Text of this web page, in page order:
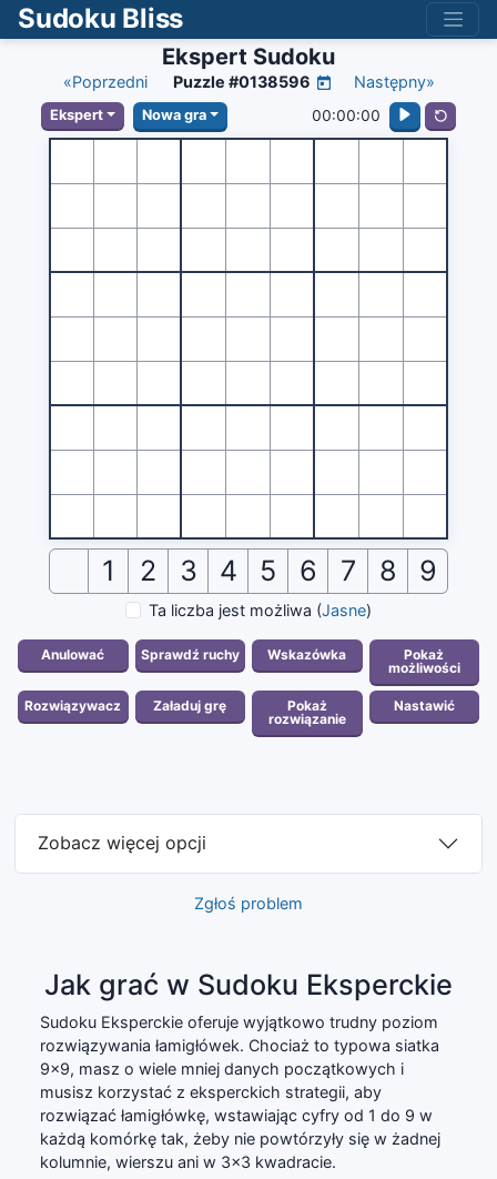
Sudoku Bliss
Ekspert Sudoku
«Poprzedni Puzzle #0138596 Następny»
Ekspert Nowa gra 00:00:00
1 2 3 4 5 6 7 8 9
Ta liczba jest możliwa (Jasne)
Zobacz więcej opcji
Zgłoś problem
Jak grać w Sudoku Eksperckie
Sudoku Eksperckie oferuje wyjątkowo trudny poziom
rozwiązywania łamigłówek. Chociaż to typowa siatka
9x9, masz o wiele mniej danych początkowych i
musisz korzystać z eksperckich strategii, aby
rozwiązać łamigłówkę, wstawiając cyfry od 1 do 9 w
każdą komórkę tak, żeby nie powtórzyły się w żadnej
kolumnie, wierszu ani w 3x3 kwadracie.